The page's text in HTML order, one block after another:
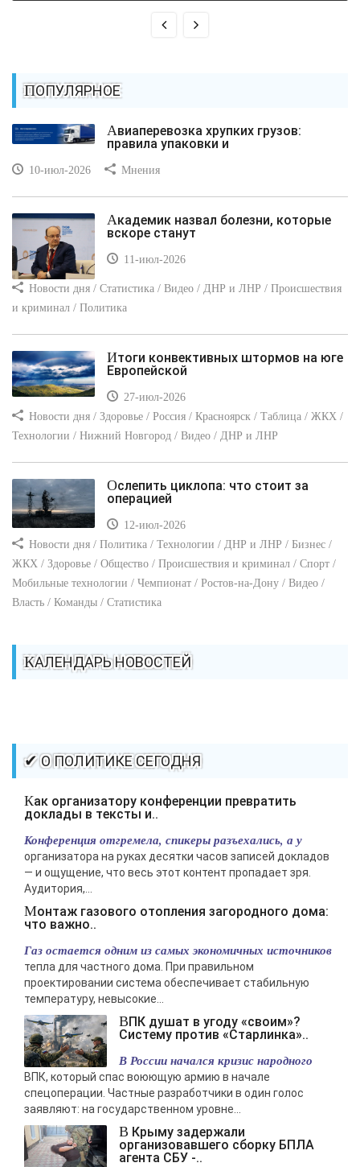
ПОПУЛЯРНОЕ
Авиаперевозка хрупких грузов:
правила упаковки и
10-июл-2026 Мнения
Академик назвал болезни, которые
вскоре станут
11-июл-2026
Новости дня / Статистика / Видео / ДНР и ЛНР / Происшествия
и криминал / Политика
Итоги конвективных штормов на юге
Европейской
27-июл-2026
Новости дня / Здоровье / Россия / Красноярск / Таблица / ЖКХ /
Технологии / Нижний Новгород / Видео / ДНР и ЛНР
Ослепить циклопа: что стоит за
операцией
12-июл-2026
Новости дня / Политика / Технологии / ДНР и ЛНР / Бизнес /
ЖКХ / Здоровье / Общество / Происшествия и криминал / Спорт /
Мобильные технологии / Чемпионат / Ростов-на-Дону / Видео /
Власть / Команды / Статистика
КАЛЕНДАРЬ НОВОСТЕЙ
✔ О ПОЛИТИКЕ СЕГОДНЯ
Как организатору конференции превратить
доклады в тексты и..
Конференция отгремела, спикеры разъехались, а у
организатора на руках десятки часов записей докладов
— и ощущение, что весь этот контент пропадает зря.
Аудитория,...
Монтаж газового отопления загородного дома:
что важно..
Газ остается одним из самых экономичных источников
тепла для частного дома. При правильном
проектировании система обеспечивает стабильную
температуру, невысокие...
ВПК душат в угоду «своим»?
Систему против «Старлинка»..
В России начался кризис народного
ВПК, который спас воюющую армию в начале
спецоперации. Частные разработчики в один голос
заявляют: на государственном уровне...
В Крыму задержали
организовавшего сборку БПЛА
агента СБУ -..